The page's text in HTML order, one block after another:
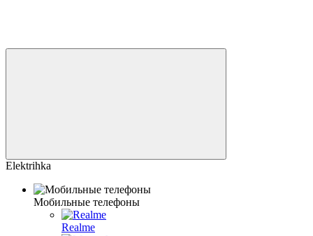
Elektrihka
Мобильные телефоны
Realme